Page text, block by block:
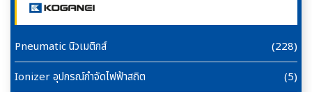
Pneumatic นิวเมติกส์
(228)
Ionizer อุปกรณ์กำจัดไฟฟ้าสถิต
(5)